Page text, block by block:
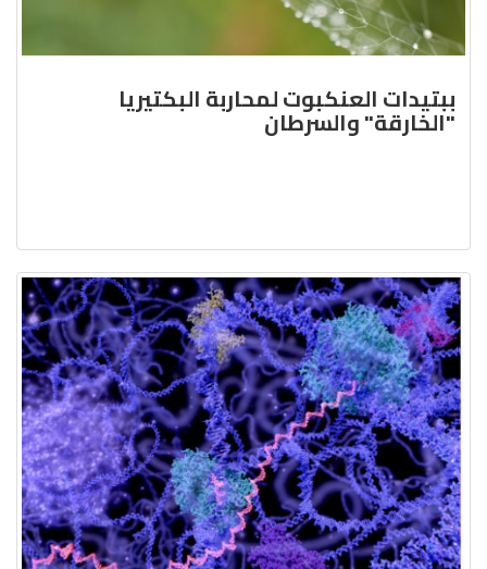
ببتيدات العنكبوت لمحاربة البكتيريا
"الخارقة" والسرطان